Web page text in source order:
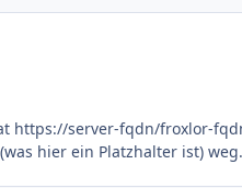
server-fqdn/froxlor-
hier ein Platzhalter ist) weg.